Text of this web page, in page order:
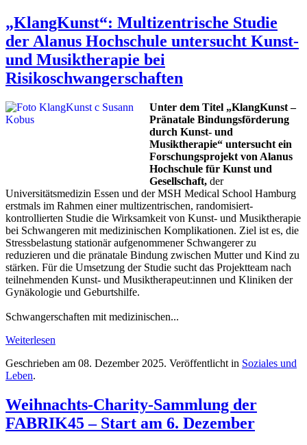
„KlangKunst“: Multizentrische Studie
der Alanus Hochschule untersucht Kunst-
und Musiktherapie bei
Risikoschwangerschaften
Unter dem Titel „KlangKunst –
Pränatale Bindungsförderung
durch Kunst- und
Musiktherapie“ untersucht ein
Forschungsprojekt von Alanus
Hochschule für Kunst und
Gesellschaft, der
Universitätsmedizin Essen und der MSH Medical School Hamburg
erstmals im Rahmen einer multizentrischen, randomisiert-
kontrollierten Studie die Wirksamkeit von Kunst- und Musiktherapie
bei Schwangeren mit medizinischen Komplikationen. Ziel ist es, die
Stressbelastung stationär aufgenommener Schwangerer zu
reduzieren und die pränatale Bindung zwischen Mutter und Kind zu
stärken. Für die Umsetzung der Studie sucht das Projektteam nach
teilnehmenden Kunst- und Musiktherapeut:innen und Kliniken der
Gynäkologie und Geburtshilfe.
Schwangerschaften mit medizinischen...
Weiterlesen
Geschrieben am 08. Dezember 2025. Veröffentlicht in Soziales und
Leben.
Weihnachts-Charity-Sammlung der
FABRIK45 – Start am 6. Dezember